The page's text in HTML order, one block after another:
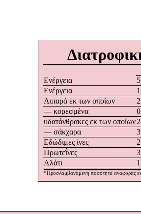
Ενέργεια
Ενέργεια
Λιπαρά εκ των οποίων
― κορεσμένα
υδατάνθρακες εκ των οποίων
― σάκχαρα
Εδώδιμες ίνες
Πρωτεΐνες
Αλάτι
*Προσλαμβανόμενη ποσότητα αναφοράς